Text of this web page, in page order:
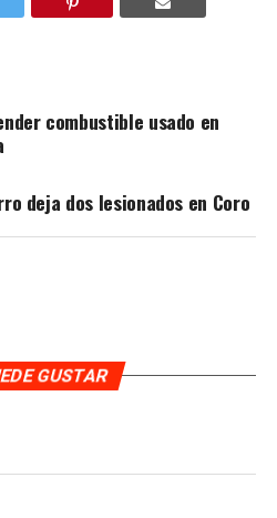
combustible usado en
deja dos lesionados en Coro
GUSTAR